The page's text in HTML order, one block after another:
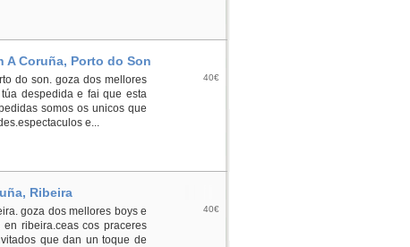
Coruña, Porto do Son
do son. goza dos mellores
despedida e fai que esta
somos os unicos que
e...
40€
Ribeira
goza dos mellores boys e
ribeira.ceas cos praceres
que dan un toque de
40€